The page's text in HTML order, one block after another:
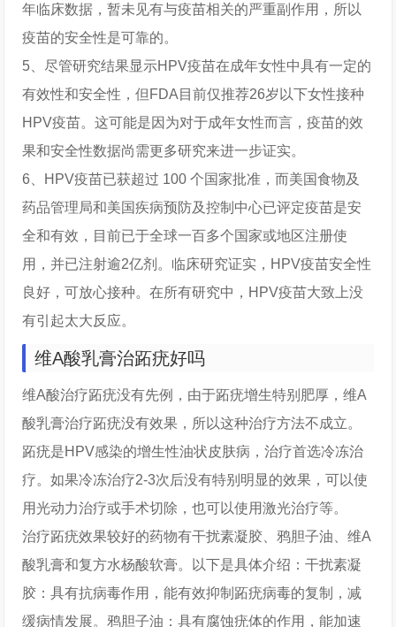
年临床数据，暂未见有与疫苗相关的严重副作用，所以
疫苗的安全性是可靠的。
5、尽管研究结果显示HPV疫苗在成年女性中具有一定的
有效性和安全性，但FDA目前仅推荐26岁以下女性接种
HPV疫苗。这可能是因为对于成年女性而言，疫苗的效
果和安全性数据尚需更多研究来进一步证实。
6、HPV疫苗已获超过 100 个国家批准，而美国食物及
药品管理局和美国疾病预防及控制中心已评定疫苗是安
全和有效，目前已于全球一百多个国家或地区注册使
用，并已注射逾2亿剂。临床研究证实，HPV疫苗安全性
良好，可放心接种。在所有研究中，HPV疫苗大致上没
有引起太大反应。
维A酸乳膏治跖疣好吗
维A酸治疗跖疣没有先例，由于跖疣增生特别肥厚，维A
酸乳膏治疗跖疣没有效果，所以这种治疗方法不成立。
跖疣是HPV感染的增生性油状皮肤病，治疗首选冷冻治
疗。如果冷冻治疗2-3次后没有特别明显的效果，可以使
用光动力治疗或手术切除，也可以使用激光治疗等。
治疗跖疣效果较好的药物有干扰素凝胶、鸦胆子油、维A
酸乳膏和复方水杨酸软膏。以下是具体介绍：干扰素凝
胶：具有抗病毒作用，能有效抑制跖疣病毒的复制，减
缓病情发展。鸦胆子油：具有腐蚀疣体的作用，能加速